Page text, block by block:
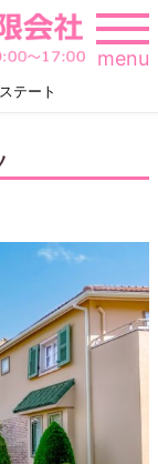
テート
menu